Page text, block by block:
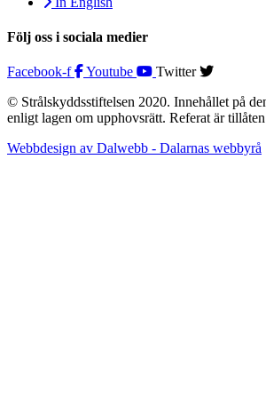
Följ oss i sociala medier
Facebook-f Youtube
Twitter
© Strålskyddsstiftelsen 2020. Innehållet på
enligt lagen om upphovsrätt. Referat är
Webbdesign av Dalwebb - Dalarnas webbyrå